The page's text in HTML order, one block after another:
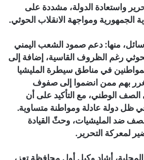
واستعادة الدولة، مشددة على
الجمهورية ومواجهة الانقلاب الحوثي.
منها: دعم صمود الشعب اليمني
رغم الظروف القاسية، إضافة إلى
في مناطق سيطرة المليشيا
بهم ممن انضموا إلى صفوف
الصف الوطني، مع التأكيد على أن
ظل دولة عادلة ومواطنة متساوية.
ضد المليشيات، وحثّ القيادة
لمعركة التحرير.
أشاد وكيل أول محافظة تعز،